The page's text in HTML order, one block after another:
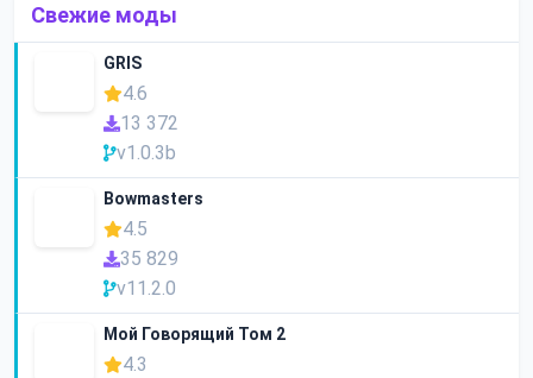
Свежие моды
GRIS
4.6
13 372
v1.0.3b
Bowmasters
4.5
35 829
v11.2.0
Мой Говорящий Том 2
4.3